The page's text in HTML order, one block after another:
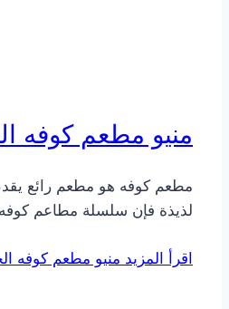
منيو مطعم كوفه
مطعم كوفه هو مطعم رائع
لذيذة فإن سلسلة مطاعم
اقرأ المزيد منيو مطعم كوفه